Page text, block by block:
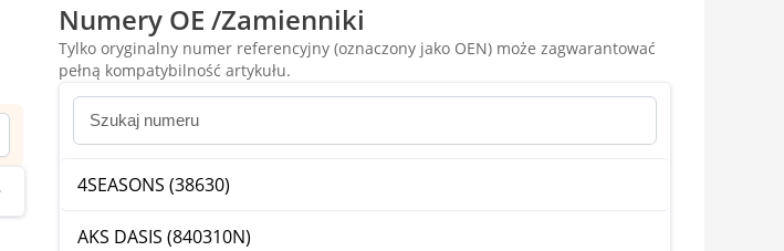
Numery OE /Zamienniki
Tylko oryginalny numer referencyjny (oznaczony jako OEN) może zagwarantować
pełną kompatybilność artykułu.
4SEASONS (38630)
AKS DASIS (840310N)